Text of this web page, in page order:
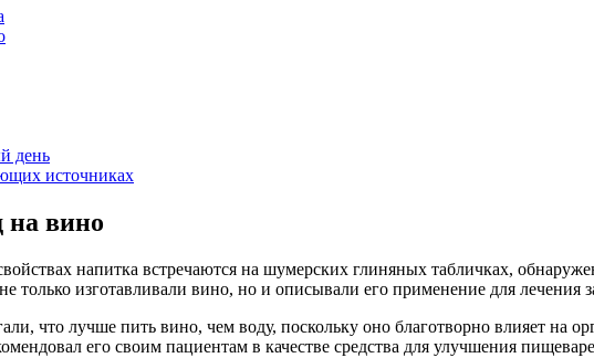
день
источниках
на вино
напитка встречаются на шумерских глиняных табличках,
изготавливали вино, но и описывали его применение для лечения
что лучше пить вино, чем воду, поскольку оно благотворно влияет на
его своим пациентам в качестве средства для улучшения